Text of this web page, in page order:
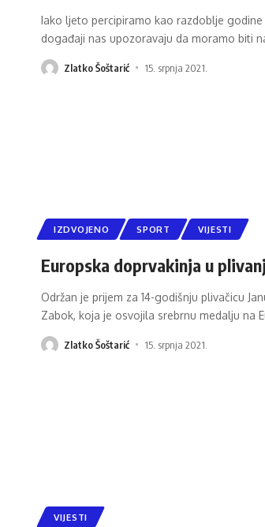
Iako ljeto percipiramo kao razdoblje
događaji nas upozoravaju da moramo biti
Zlatko Šoštarić 15. srpnja 2021.
IZDVOJENO SPORT VIJESTI
Europska doprvakinja u
Održan je prijem za 14-godišnju plivačicu
Zabok, koja je osvojila srebrnu medalju na
Zlatko Šoštarić 15. srpnja 2021.
VIJESTI